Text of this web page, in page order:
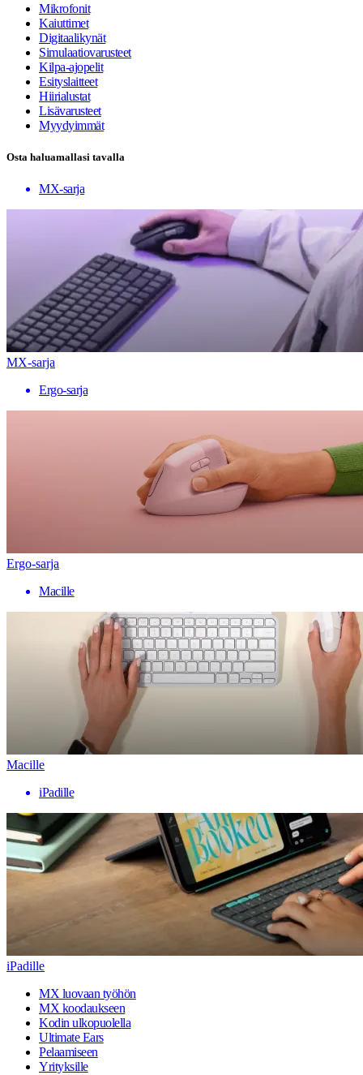
Mikrofonit
Kaiuttimet
Digitaalikynät
Simulaatiovarusteet
Kilpa-ajopelit
Esityslaitteet
Hiirialustat
Lisävarusteet
Myydyimmät
Osta haluamallasi tavalla
MX-sarja
MX-sarja
Ergo-sarja
Ergo-sarja
Macille
Macille
iPadille
iPadille
MX luovaan työhön
MX koodaukseen
Kodin ulkopuolella
Ultimate Ears
Pelaamiseen
Yrityksille